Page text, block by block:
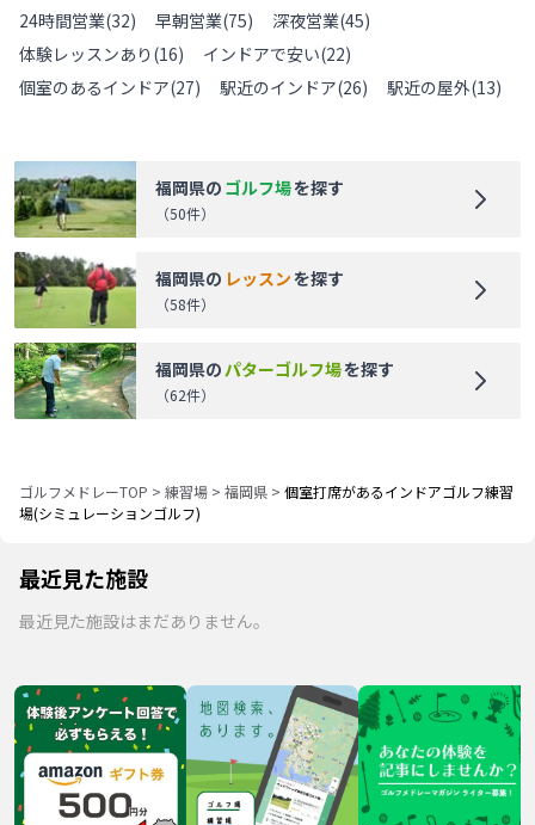
24時間営業(32) 早朝営業(75) 深夜営業(45)
体験レッスンあり (16) インドアで安い(22)
個室のあるインドア(27) 駅近のインドア(26) 駅近の屋外(13)
福岡県の ゴルフ場を探す
（50件）
福岡県の レッスンを探す
（58件）
福岡県のパターゴルフ場を探す
（62件）
ゴルフメドレーTOP > 練習場 > 福岡県 > 個室打席があるインドアゴルフ練習
場(シミュレーションゴルフ)
最近見た施設
最近見た施設はまだありません。